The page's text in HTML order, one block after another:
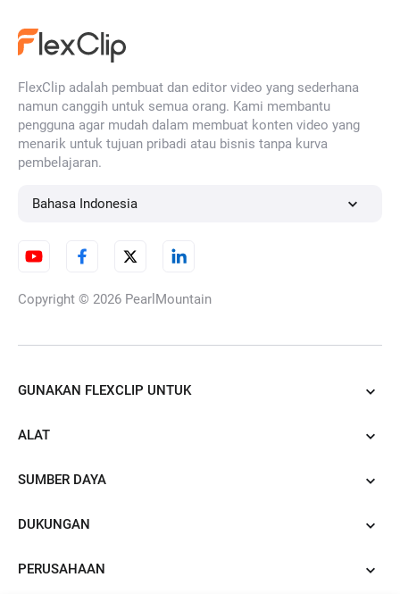
Pengubah Pakaian AI
URL Produk ke Iklan Video
AI PDF ke Video
Konversi PowerPoint ke Video
Pengubah Gaya Rambut AI
FlexClip adalah pembuat dan editor video yang sederhana
namun canggih untuk semua orang. Kami membantu
pengguna agar mudah dalam membuat konten video yang
menarik untuk tujuan pribadi atau bisnis tanpa kurva
pembelajaran.
Bahasa Indonesia
Copyright © 2026 PearlMountain
GUNAKAN FLEXCLIP UNTUK
ALAT
SUMBER DAYA
DUKUNGAN
PERUSAHAAN